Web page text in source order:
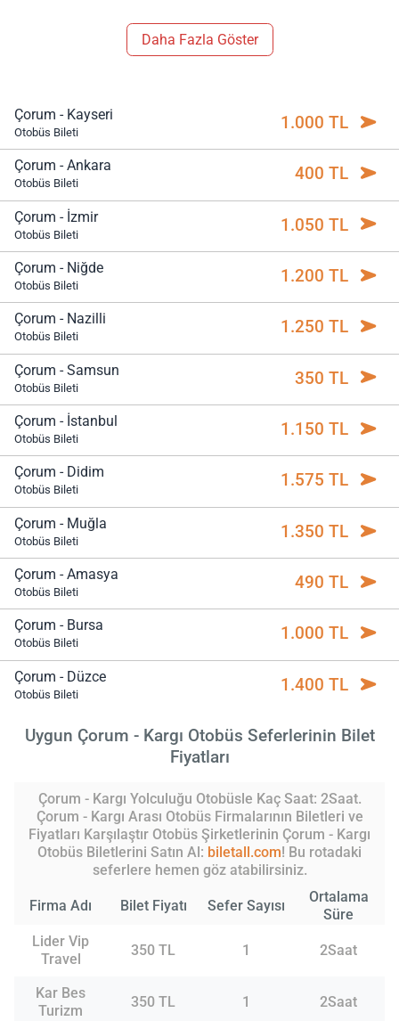
Daha Fazla Göster
Çorum - Kayseri
Otobüs Bileti 1.000 TL
Çorum - Ankara
Otobüs Bileti 400 TL
Çorum - İzmir
Otobüs Bileti 1.050 TL
Çorum - Niğde
Otobüs Bileti 1.200 TL
Çorum - Nazilli
Otobüs Bileti 1.250 TL
Çorum - Samsun
Otobüs Bileti 350 TL
Çorum - İstanbul
Otobüs Bileti 1.150 TL
Çorum - Didim
Otobüs Bileti 1.575 TL
Çorum - Muğla
Otobüs Bileti 1.350 TL
Çorum - Amasya
Otobüs Bileti 490 TL
Çorum - Bursa
Otobüs Bileti 1.000 TL
Çorum - Düzce
Otobüs Bileti 1.400 TL
Uygun Çorum - Kargı Otobüs Seferlerinin Bilet
Fiyatları
Çorum - Kargı Yolculuğu Otobüsle Kaç Saat: 2Saat.
Çorum - Kargı Arası Otobüs Firmalarının Biletleri ve
Fiyatları Karşılaştır Otobüs Şirketlerinin Çorum - Kargı
Otobüs Biletlerini Satın Al: biletall.com! Bu rotadaki
seferlere hemen göz atabilirsiniz.
Firma Adı Bilet Fiyatı Sefer Sayısı
Ortalama
Süre
Lider Vip
Travel
350 TL 1 2Saat
Kar Bes
Turizm
350 TL 1 2Saat